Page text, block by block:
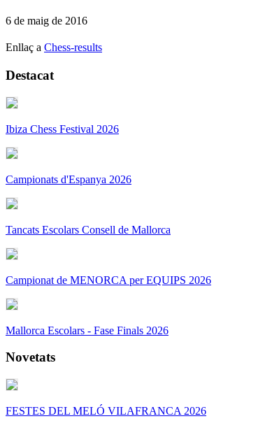
6 de maig de 2016
Enllaç a Chess-results
Destacat
Ibiza Chess Festival 2026
Campionats d'Espanya 2026
Tancats Escolars Consell de Mallorca
Campionat de MENORCA per EQUIPS 2026
Mallorca Escolars - Fase Finals 2026
Novetats
FESTES DEL MELÓ VILAFRANCA 2026